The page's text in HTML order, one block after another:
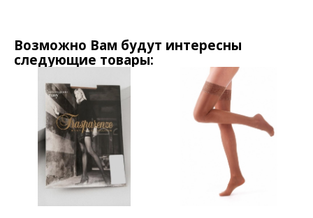
Возможно Вам будут интересны
следующие товары: